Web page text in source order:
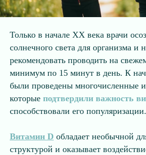
Только в начале XX века врачи
солнечного света для организма и
рекомендовать проводить на
минимум по 15 минут в день. К
были проведены многочисленные
которые подтвердили важность
способствовали его популяризации.
Витамин D обладает необычной
структурой и оказывает